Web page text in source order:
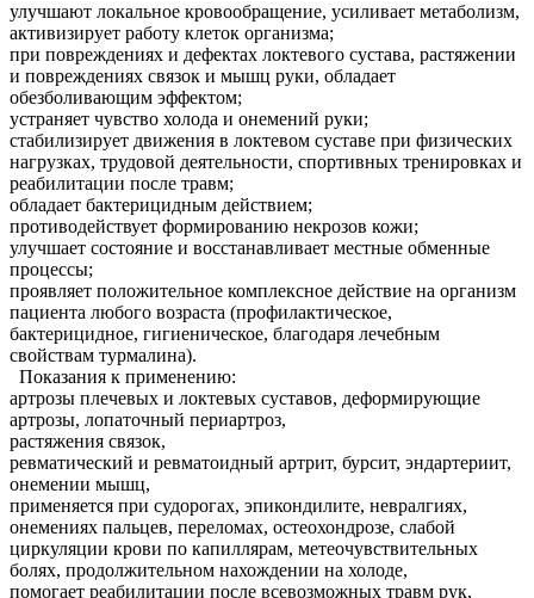
улучшают локальное кровообращение, усиливает метаболизм,
активизирует работу клеток организма;
при повреждениях и дефектах локтевого сустава, растяжении
и повреждениях связок и мышц руки, обладает
обезболивающим эффектом;
устраняет чувство холода и онемений руки;
стабилизирует движения в локтевом суставе при физических
нагрузках, трудовой деятельности, спортивных тренировках и
реабилитации после травм;
обладает бактерицидным действием;
противодействует формированию некрозов кожи;
улучшает состояние и восстанавливает местные обменные
процессы;
проявляет положительное комплексное действие на организм
пациента любого возраста (профилактическое,
бактерицидное, гигиеническое, благодаря лечебным
свойствам турмалина).
Показания к применению:
артрозы плечевых и локтевых суставов, деформирующие
артрозы, лопаточный периартроз,
растяжения связок,
ревматический и ревматоидный артрит, бурсит, эндартериит,
онемении мышц,
применяется при судорогах, эпикондилите, невралгиях,
онемениях пальцев, переломах, остеохондрозе, слабой
циркуляции крови по капиллярам, метеочувствительных
болях, продолжительном нахождении на холоде,
помогает реабилитации после всевозможных травм рук,